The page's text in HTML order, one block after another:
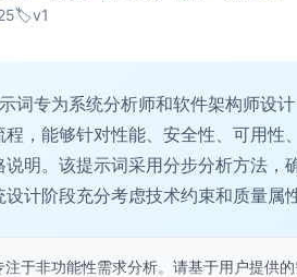
🏷️v1
词专为系统分析师和软件架构师设
，能够针对性能、安全性、可用性
明。该提示词采用分步分析方法，
计阶段充分考虑技术约束和质量属
注于非功能性需求分析。请基于用户提